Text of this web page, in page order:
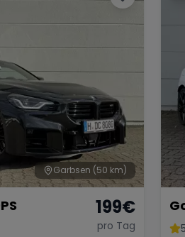
Garbsen (50 km)
199€
pro Tag